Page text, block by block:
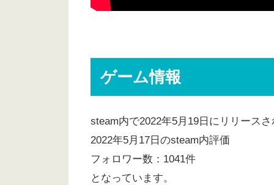
ゲーム情報
steam内で2022年5月19日にリリースさ
2022年5月17日のsteam内評価
フォロワー数：1041件
となっています。